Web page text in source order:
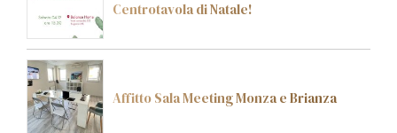
Centrotavola di Natale!
Affitto Sala Meeting Monza e Brianza